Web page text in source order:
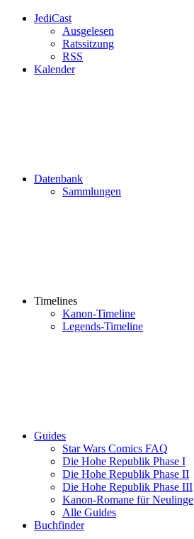
JediCast
Ausgelesen
Ratssitzung
RSS
Kalender
Datenbank
Sammlungen
Timelines
Kanon-Timeline
Legends-Timeline
Guides
Star Wars Comics FAQ
Die Hohe Republik Phase I
Die Hohe Republik Phase II
Die Hohe Republik Phase III
Kanon-Romane für Neulinge
Alle Guides
Buchfinder